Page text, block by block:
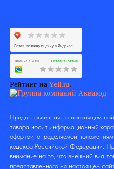
Рейтинг на Yell.ru.
Предоставленная на настоящем
товара носит информационный
офертой, определяемой
кодекса Российской Федерации.
внимание на то, что внешний вид
представленного на настоящем